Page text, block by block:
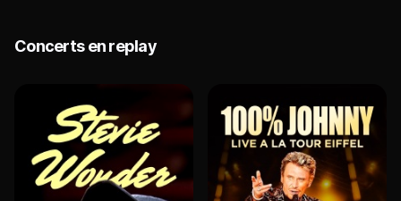
Concerts en replay